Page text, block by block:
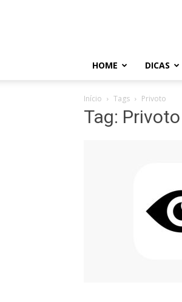
HOME DICAS
Início Tags Privoto
Tag: Privoto